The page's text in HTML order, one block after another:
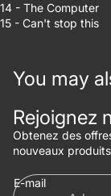
14 - The Computer
15 - Can't stop this
You may
Rejoignez
Obtenez des
nouveaux
E-mail
Politique de
Conditions
Coordonnées
Politique